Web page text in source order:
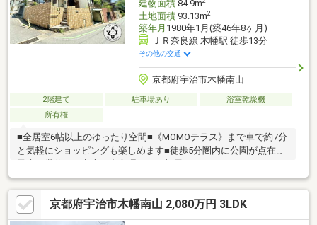
建物面積84.9m
土地面積93.13m2
築年月 1980年1月(築46年8ヶ月)
ＪＲ奈良線 木幡駅 徒歩13分
その他の交通
京都府宇治市木幡南山
2階建て 駐車場あり
浴室乾燥機
所有権
■全居室6帖以上のゆったり空間■《MOMOテラス》まで車で約7分
と気軽にショッピングも楽しめます■徒歩5分圏内に公園が点在、
にかく安く綺麗にしたい、リフォーム費用を住宅ローンで借りた
い等お客様のご要望に合わせたご提案をさせて頂きます。お気軽
にご相談下さい◇物件探しからアフターフォローまで、お客様に
寄り添い徹底サポート！◇無理のない返済計画で、憧れのマイホ
京都府宇治市木幡南山 2,080万円 3LDK